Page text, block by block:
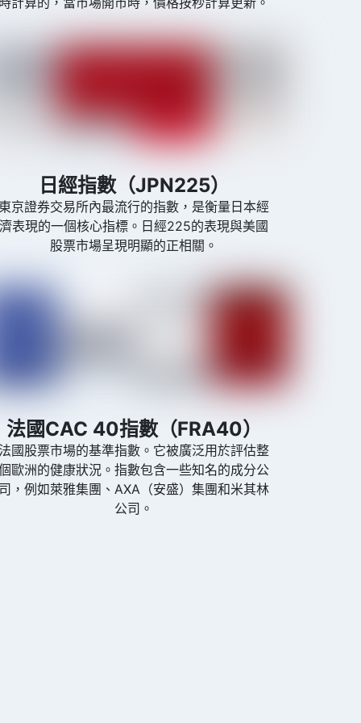
日經指數（JPN225）
京證券交易所內最流行的指數，是衡量日本經
濟表現的一個核心指標。日經225的表現與美國
股票市場呈現明顯的正相關。
法國CAC 40指數（FRA40）
國股票市場的基準指數。它被廣泛用於評估整
歐洲的健康狀況。指數包含一些知名的成分公
，例如萊雅集團、AXA（安盛）集團和米其林
公司。